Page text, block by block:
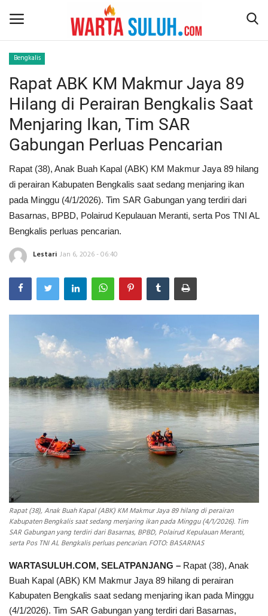
Home
NEWS
JAZIRAH RIAU
POLITIK
EKSBIS
PSPS PEKANBARU
LIFESTYLE
INDEKS
Bengkalis
Rapat ABK KM Makmur Jaya 89
Hilang di Perairan Bengkalis Saat
Menjaring Ikan, Tim SAR
Gabungan Perluas Pencarian
Rapat (38), Anak Buah Kapal (ABK) KM Makmur Jaya 89 hilang
di perairan Kabupaten Bengkalis saat sedang menjaring ikan
pada Minggu (4/1/2026). Tim SAR Gabungan yang terdiri dari
Basarnas, BPBD, Polairud Kepulauan Meranti, serta Pos TNI AL
Bengkalis perluas pencarian.
Lestari Jan 6, 2026 - 06:40
Rapat (38), Anak Buah Kapal (ABK) KM Makmur Jaya 89 hilang di perairan
Kabupaten Bengkalis saat sedang menjaring ikan pada Minggu (4/1/2026). Tim
SAR Gabungan yang terdiri dari Basarnas, BPBD, Polairud Kepulauan Meranti,
serta Pos TNI AL Bengkalis perluas pencarian. FOTO: BASARNAS
WARTASULUH.COM, SELATPANJANG – Rapat (38), Anak
Buah Kapal (ABK) KM Makmur Jaya 89 hilang di perairan
Kabupaten Bengkalis saat sedang menjaring ikan pada Minggu
(4/1/2026). Tim SAR Gabungan yang terdiri dari Basarnas,